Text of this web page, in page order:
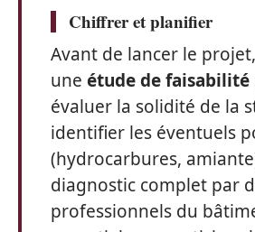
Chiffrer et planifier
Avant de lancer le
une étude de faisabilité
évaluer la solidité de la
identifier les éventuels
(hydrocarbures,
diagnostic complet par
professionnels du